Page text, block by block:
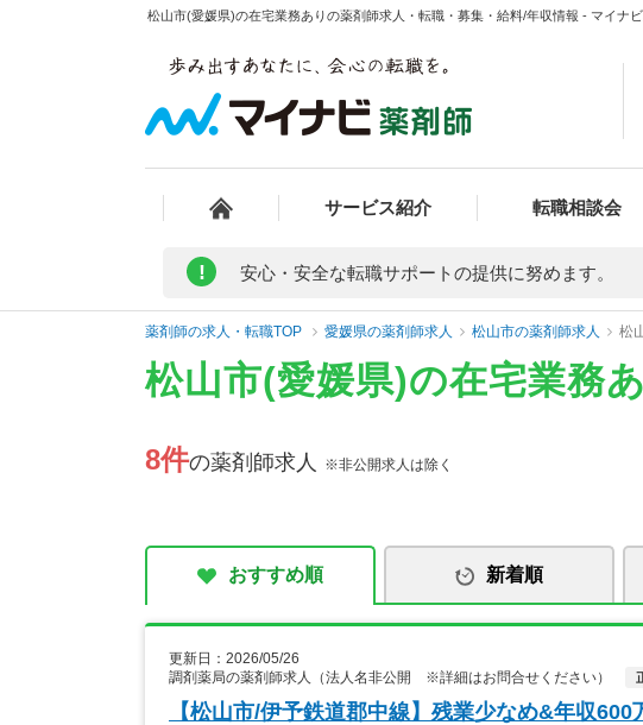
松山市(愛媛県)の在宅業務ありの薬剤師求人・転職・募集・給料/年収情報 - マイナ
サービス紹介 転職相談会
! 安心・安全な転職サポートの提供に努めます。
薬剤師の求人・転職TOP 愛媛県の薬剤師求人 松山市の薬剤師求人 松
松山市(愛媛県)の在宅業務
8件の薬剤師求人 ※非公開求人は除く
おすすめ順 新着順
更新日：2026/05/26
調剤薬局の薬剤師求人（法人名非公開 ※詳細はお問合せください）
【松山市/伊予鉄道郡中線】残業少なめ&年収